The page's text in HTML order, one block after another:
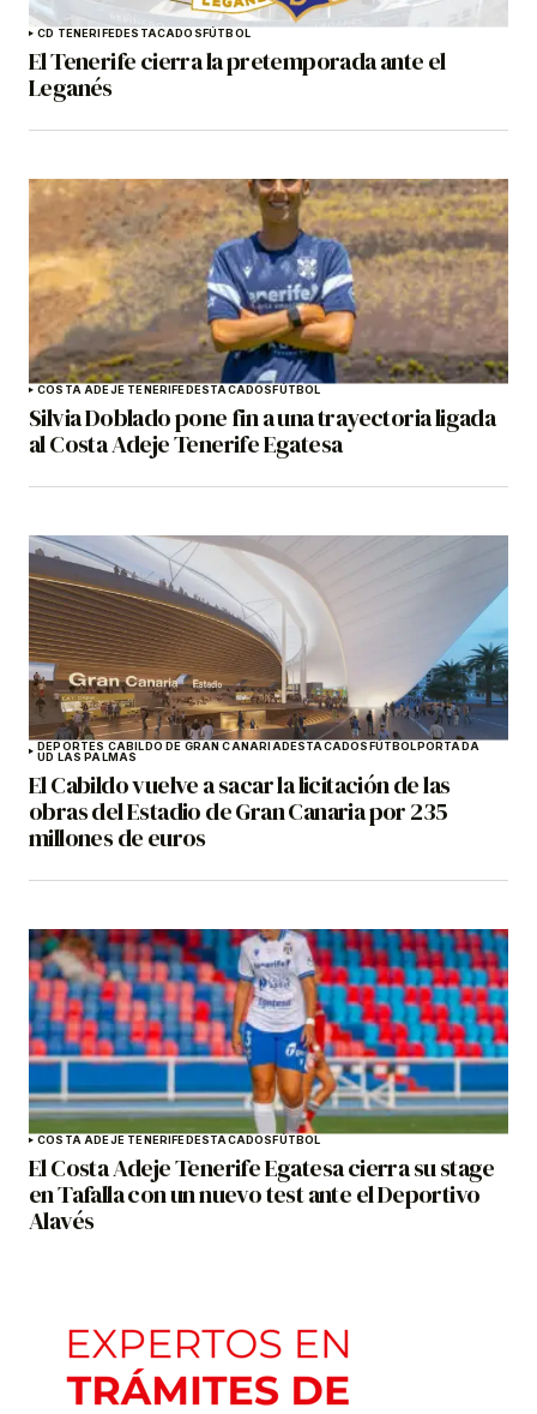
CD TENERIFEDESTACADOSFÚTBOL
El Tenerife cierra la pretemporada ante el
Leganés
COSTA ADEJE TENERIFEDESTACADOSFÚTBOL
Silvia Doblado pone fin a una trayectoria ligada
al Costa Adeje Tenerife Egatesa
DEPORTES CABILDO DE GRAN CANARIADESTACADOSFÚTBOLPORTADA
UD LAS PALMAS
El Cabildo vuelve a sacar la licitación de las
obras del Estadio de Gran Canaria por 235
millones de euros
COSTA ADEJE TENERIFEDESTACADOSFÚTBOL
El Costa Adeje Tenerife Egatesa cierra su stage
en Tafalla con un nuevo test ante el Deportivo
Alavés